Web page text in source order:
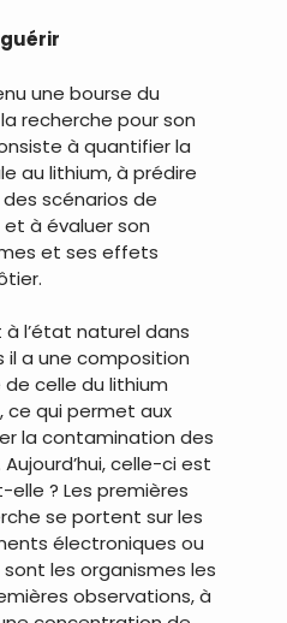
une bourse du
recherche pour son
à quantifier la
au lithium, à prédire
scénarios de
à évaluer son
et ses effets
l’état naturel dans
il a une composition
celle du lithium
ce qui permet aux
la contamination des
celle-ci est
elle ? Les premières
se portent sur les
électroniques ou
les organismes les
observations, à